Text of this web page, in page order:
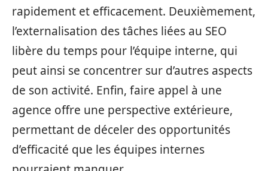
rapidement et efficacement. Deuxièmement,
l’externalisation des tâches liées au SEO
libère du temps pour l’équipe interne, qui
peut ainsi se concentrer sur d’autres aspects
de son activité. Enfin, faire appel à une
agence offre une perspective extérieure,
permettant de déceler des opportunités
d’efficacité que les équipes internes